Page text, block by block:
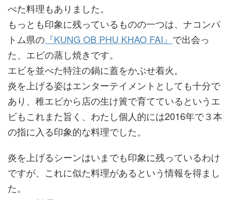
べた料理もありました。
もっとも印象に残っているものの一つは、ナコンパ
トム県の 『KUNG OB PHU KHAO FAI』 で出会っ
た、エビの蒸し焼きです。
エビを並べた特注の鍋に蓋をかぶせ着火。
炎を上げる姿はエンターテイメントとしても十分で
あり、稚エビから店の生け簀で育てているというエ
ビもこれまた旨く、わたし個人的には2016年で３本
の指に入る印象的な料理でした。
炎を上げるシーンはいまでも印象に残っているわけ
ですが、これに似た料理があるという情報を得まし
た。